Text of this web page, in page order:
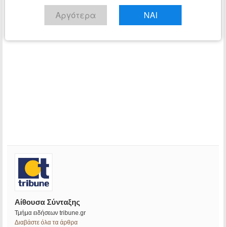
Αίθουσα Σύνταξης
Τμήμα ειδήσεων tribune.gr
Διαβάστε όλα τα άρθρα
Αργότερα ΝΑΙ